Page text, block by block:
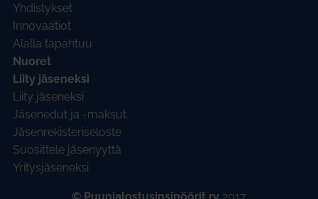
Yhdistykset
Innovaatiot
Alalla tapahtuu
Nuoret
Liity jäseneksi
Liity jäseneksi
Jäsenedut ja -maksut
Jäsenrekisteriseloste
Suosittele jäsenyyttä
Yritysjäseneksi
© Puunjalostusinsinöörit ry 2017